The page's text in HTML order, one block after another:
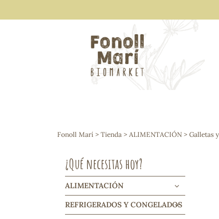
Arroces y legumbres
Frutos secos y snacks
Cereales, mueslis, hinchados y
Galletas y dulces
Vinos y cavas
Condimentos y salsas
Harinas y sémolas
Pasta
Fonoll Marí > Tienda > ALIMENTACIÓN > Galletas
¿Qué necesitas hoy?
ALIMENTACIÓN
REFRIGERADOS Y CONGELADOS